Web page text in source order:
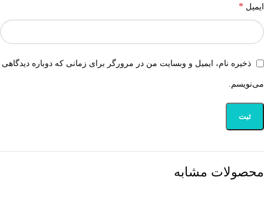
ایمیل *
ذخیره نام، ایمیل و وبسایت من در مرورگر برای زمانی که دوباره دیدگاهی
می‌نویسم.
محصولات مشابه